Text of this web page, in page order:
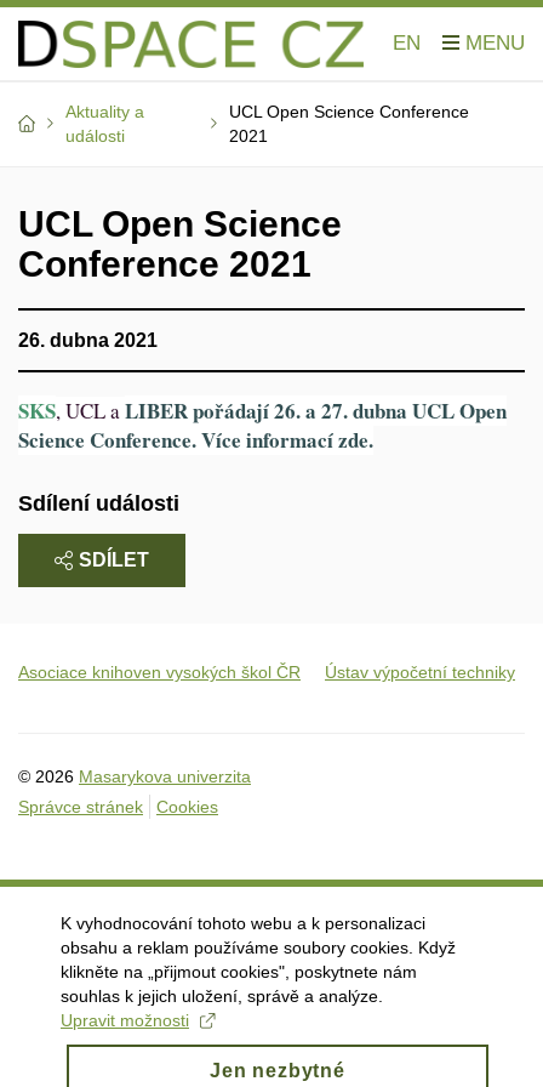
EN
Aktuality a
události
UCL Open Science Conference
2021
UCL Open Science
Conference 2021
26. dubna 2021
SKS, UCL aLIBER pořádají 26. a 27. dubna UCL Open
Science Conference. Více informací zde.
Sdílení události
SDÍLET
Asociace knihoven vysokých škol ČR Ústav výpočetní techniky
© 2026 Masarykova univerzita
Správce stránek
Cookies
K vyhodnocování tohoto webu a k personalizaci
obsahu a reklam používáme soubory cookies. Když
klikněte na „přijmout cookies", poskytnete nám
souhlas k jejich uložení, správě a analýze.
Upravit možnosti
Jen nezbytné